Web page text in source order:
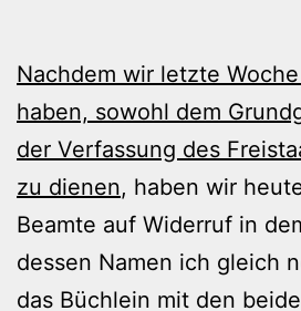
Nachdem wir letzte
haben, sowohl dem
der Verfassung des
zu dienen, haben wir
Beamte auf Widerruf in
dessen Namen ich gleich
das Büchlein mit den